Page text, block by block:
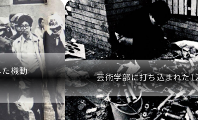
機動
芸術学部に打ち込まれた